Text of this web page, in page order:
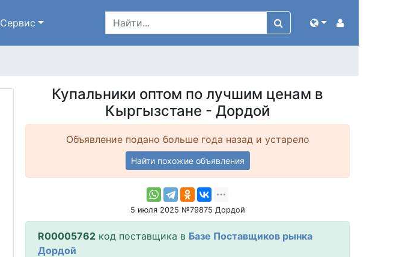
Сервис
Купальники оптом по лучшим ценам в
Кыргызстане - Дордой
Объявление подано больше года назад и устарело
Найти похожие объявления
5 июля 2025 №79875 Дордой
R00005762 код поставщика в Базе Поставщиков рынка
Дордой